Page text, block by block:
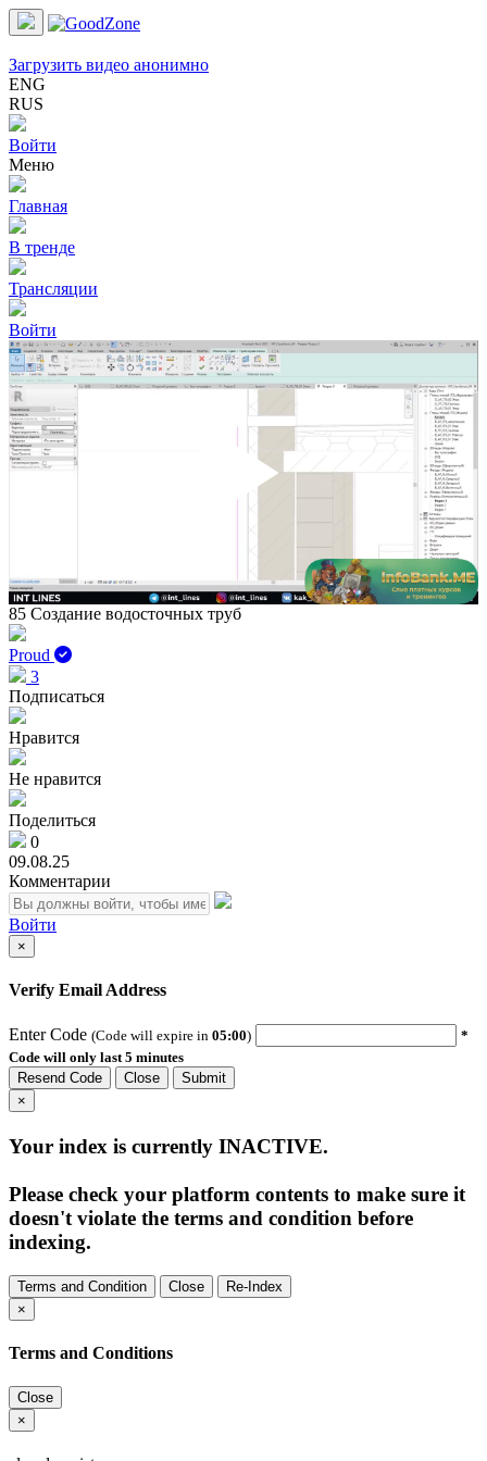
Загрузить видео анонимно
ENG
RUS
Войти
Меню
Главная
В тренде
Трансляции
Войти
Play
85 Создание водосточных труб
Proud
3
Подписаться
Нравится
Не нравится
Поделиться
0
09.08.25
Комментарии
Войти
×
Verify Email Address
Enter Code (Code will expire in 05:00)
*
Code will only last 5 minutes
Resend Code
Close
Submit
×
Your index is currently INACTIVE.
Please check your platform contents to make sure it
doesn't violate the terms and condition before
indexing.
Terms and Condition Close
Re-Index
×
Terms and Conditions
Close
×